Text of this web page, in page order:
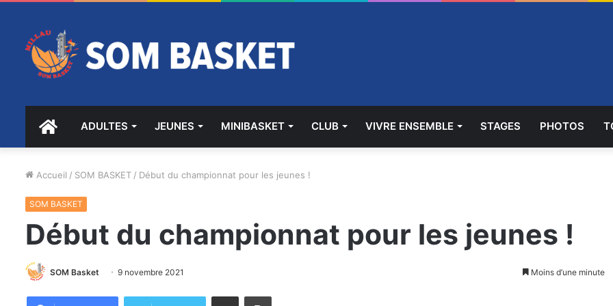
ACCUEIL
ADULTES JEUNES MINIBASKET CLUB VIVRE ENSEMBLE STAGES PHOTOS
Accueil / SOM BASKET / Début du championnat pour les jeunes !
SOM BASKET
Début du championnat pour les jeunes !
SOM Basket 9 novembre 2021 Moins d’une minute